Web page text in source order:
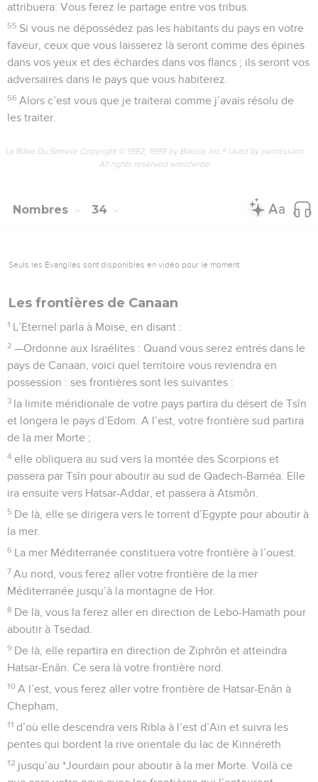
attribuera. Vous ferez le partage entre vos tribus.
55 Si vous ne dépossédez pas les habitants du pays en votre
faveur, ceux que vous laisserez là seront comme des épines
dans vos yeux et des échardes dans vos flancs ; ils seront vos
adversaires dans le pays que vous habiterez.
56 Alors c’est vous que je traiterai comme j’avais résolu de
les traiter.
La Bible Du Semeur Copyright © 1992, 1999 by Biblica, Inc.® Used by permission.
All rights reserved worldwide.
Nombres 34
Seuls les Évangiles sont disponibles en vidéo pour le moment.
Les frontières de Canaan
1 L’Eternel parla à Moïse, en disant :
2 —Ordonne aux Israélites : Quand vous serez entrés dans le
pays de Canaan, voici quel territoire vous reviendra en
possession : ses frontières sont les suivantes :
3 la limite méridionale de votre pays partira du désert de Tsîn
et longera le pays d’Edom. A l’est, votre frontière sud partira
de la mer Morte ;
4 elle obliquera au sud vers la montée des Scorpions et
passera par Tsîn pour aboutir au sud de Qadech-Barnéa. Elle
ira ensuite vers Hatsar-Addar, et passera à Atsmôn.
5 De là, elle se dirigera vers le torrent d’Egypte pour aboutir à
la mer.
6 La mer Méditerranée constituera votre frontière à l’ouest.
7 Au nord, vous ferez aller votre frontière de la mer
Méditerranée jusqu’à la montagne de Hor.
8 De là, vous la ferez aller en direction de Lebo-Hamath pour
aboutir à Tsedad.
9 De là, elle repartira en direction de Ziphrôn et atteindra
Hatsar-Enân. Ce sera là votre frontière nord.
10 A l’est, vous ferez aller votre frontière de Hatsar-Enân à
Chepham,
11 d’où elle descendra vers Ribla à l’est d’Aïn et suivra les
pentes qui bordent la rive orientale du lac de Kinnéreth
12 jusqu’au *Jourdain pour aboutir à la mer Morte. Voilà ce